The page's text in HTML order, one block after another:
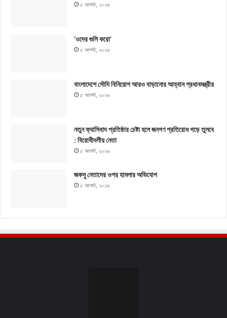
৫ আগস্ট, ২০২৬
‘ওদের গুলি করো’
৫ আগস্ট, ২০২৬
বাংলাদেশে সৌদি বিনিয়োগ আরও বাড়ানোর আহ্বান প্রধানমন্ত্রীর
৫ আগস্ট, ২০২৬
নতুন ফ্যাসিবাদ প্রতিষ্ঠার চেষ্টা হলে জনগণ প্রতিরোধ গড়ে তুলবে
: বিরোধীদলীয় নেতা
৫ আগস্ট, ২০২৬
জকসু নেতাদের ওপর হামলার অভিযোগ
৫ আগস্ট, ২০২৬